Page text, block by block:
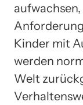
Kinder mit
werden
Welt